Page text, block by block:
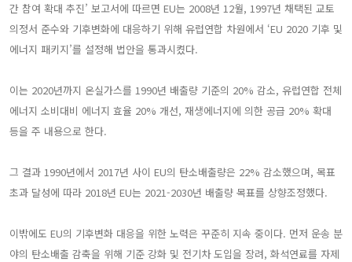
간 참여 확대 추진’ 보고서에 따르면 EU는 2008년 12월, 1997년 채택된 교토
의정서 준수와 기후변화에 대응하기 위해 유럽연합 차원에서 ‘EU 2020 기후 및
에너지 패키지’를 설정해 법안을 통과시켰다.
이는 2020년까지 온실가스를 1990년 배출량 기준의 20% 감소, 유럽연합 전체
에너지 소비대비 에너지 효율 20% 개선, 재생에너지에 의한 공급 20% 확대
등을 주 내용으로 한다.
그 결과 1990년에서 2017년 사이 EU의 탄소배출량은 22% 감소했으며, 목표
초과 달성에 따라 2018년 EU는 2021-2030년 배출량 목표를 상향조정했다.
이밖에도 EU의 기후변화 대응을 위한 노력은 꾸준히 지속 중이다. 먼저 운송 분
야의 탄소배출 감축을 위해 기준 강화 및 전기차 도입을 장려, 화석연료를 자제